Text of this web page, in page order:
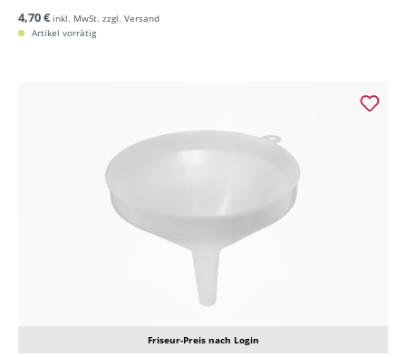
4,70 € inkl. MwSt. zzgl. Versand
Artikel vorrätig
Friseur-Preis nach Login